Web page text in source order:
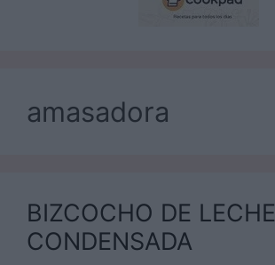
amasadora
BIZCOCHO DE LECHE
CONDENSADA